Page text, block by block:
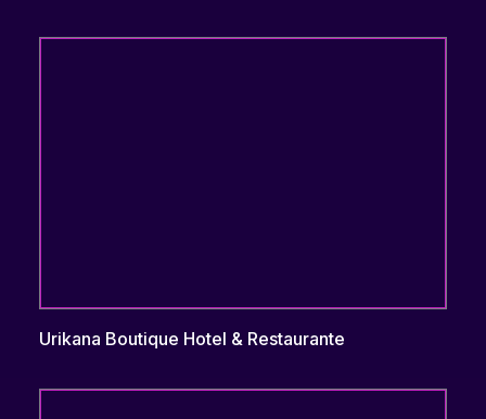
Urikana Boutique Hotel & Restaurante